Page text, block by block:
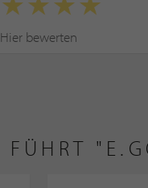
Hier bewerten
FÜHRT